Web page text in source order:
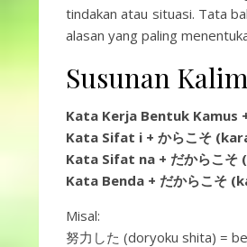
tindakan atau situasi. Tata
alasan yang paling
Susunan
Kata Kerja Bentuk Kamus
Kata Sifat i + からこそ
Kata Sifat na + だからこそ
Kata Benda + だからこそ
Misal:
努力した (doryoku shita) =